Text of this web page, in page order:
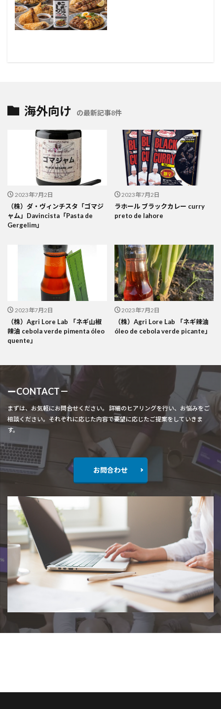
海外向け の最新記事8件
2023年7月2日
（株）ダ・ヴィンチスタ「ゴマジ
ャム」Davincista「Pasta de
Gergelim」
2023年7月2日
ラホール ブラックカレー curry
preto de lahore
2023年7月2日
（株）Agri Lore Lab 「ネギ山椒
辣油 cebola verde pimenta óleo
quente」
2023年7月2日
（株）Agri Lore Lab 「ネギ辣油
óleo de cebola verde picante」
ーCONTACT－
まずは、お気軽にお問合せください。 詳細のヒアリングを行い、お悩みをご
相談ください。それぞれに応じた内容で要望に応じたご提案をしていきま
す。
お問合わせ